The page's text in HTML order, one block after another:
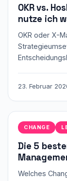
OKR vs.
nutze ich
OKR oder X-
23. Februar
CHANGE
Die 5
Welches